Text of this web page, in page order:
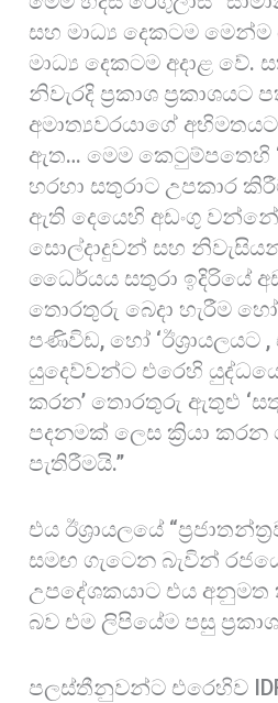
සහ මාධ්‍ය දෙකටම මෙන්ම
මාධ්‍ය දෙකටම අදාළ වේ.
නිවැරදි ප්‍රකාශ ප්‍රකාශයට
අමාත්‍යවරයාගේ
ඇත… මෙම කෙටුම්පතෙහි
හරහා සතුරාට උපකාර
ඇති දෙයෙහි අඩංගු වන්නේ,
සොල්දාදුවන් සහ
ධෛර්යය සතුරා ඉදිරියේ
තොරතුරු බෙදා හැරීම හෝ
පණිවිඩ, හෝ ‘ඊශ්‍රායලයට
යුදෙව්වන්ට එරෙහි
කරන’ තොරතුරු ඇතුළු
පදනමක් ලෙස ක්‍රියා
පැතිරීමයි.”
එය ඊශ්‍රායලයේ
සමඟ ගැටෙන බැවින්
උපදේශකයාට එය අනුමත
බව එම ලිපියේම පසු
පලස්තීනුවන්ට එරෙහිව